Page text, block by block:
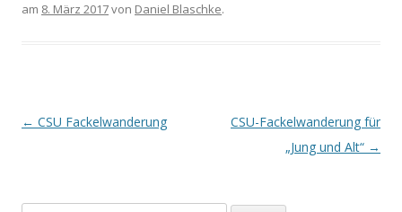
am 8. März 2017von Daniel Blaschke.
Beitrags-
← CSU Fackelwanderung
CSU-Fackelwanderung für
„Jung und Alt“ →